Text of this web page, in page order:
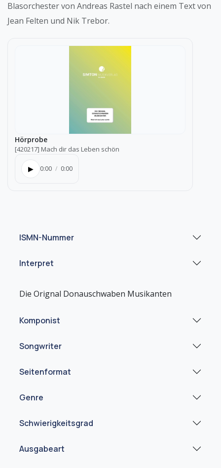
Blasorchester von Andreas Rastel nach einem Text von
Jean Felten und Nik Trebor.
Hörprobe
[420217] Mach dir das Leben schön
▶ 0:00 / 0:00
ISMN-Nummer
Interpret
Komponist
Songwriter
Seitenformat
Genre
Schwierigkeitsgrad
Ausgabeart